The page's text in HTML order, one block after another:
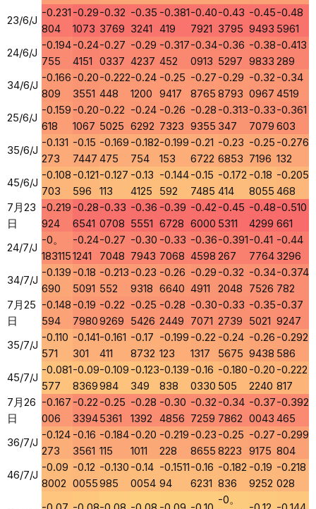
23/6/J
-0.231
804
-0.29
1073
-0.32
3769
-0.35
3241
-0.381
419
-0.40
7921
-0.43
3795
-0.45
9493
-0.48
5961
24/6/J
-0.194
755
-0.24
4151
-0.27
0337
-0.29
4237
-0.317
452
-0.34
0913
-0.36
5297
-0.38
9833
-0.413
289
34/6/J
-0.166
809
-0.20
3551
-0.222
448
-0.24
1200
-0.25
9417
-0.27
8765
-0.29
8793
-0.32
0967
-0.34
4519
25/6/J
-0.159
618
-0.20
1067
-0.22
5025
-0.24
6292
-0.26
7323
-0.28
9355
-0.313
347
-0.33
7079
-0.361
603
35/6/J
-0.131
273
-0.15
7447
-0.169
475
-0.182
754
-0.199
153
-0.21
6722
-0.23
6853
-0.25
7196
-0.276
132
45/6/J
-0.108
703
-0.121
596
-0.127
113
-0.13
4125
-0.144
592
-0.15
7485
-0.172
414
-0.18
8055
-0.205
468
7月23
日
-0.219
924
-0.28
6541
-0.33
0708
-0.36
5551
-0.39
6728
-0.42
6000
-0.45
5311
-0.48
4299
-0.510
661
24/7/J
-0。
183115
-0.24
1241
-0.27
7048
-0.30
7943
-0.33
7068
-0.36
4598
-0.391
267
-0.41
7764
-0.44
3296
34/7/J
-0.139
690
-0.18
5091
-0.213
552
-0.23
9318
-0.26
6640
-0.29
4911
-0.32
2048
-0.34
7526
-0.374
782
7月25
日
-0.148
594
-0.19
7980
-0.22
9269
-0.25
5426
-0.28
2449
-0.30
7071
-0.33
2739
-0.35
5021
-0.37
9247
35/7/J
-0.110
571
-0.141
301
-0.161
411
-0.17
8732
-0.199
123
-0.22
1317
-0.24
5675
-0.26
9438
-0.292
586
45/7/J
-0.081
577
-0.09
8369
-0.109
984
-0.123
349
-0.139
838
-0.16
0330
-0.180
505
-0.20
2240
-0.222
817
7月26
日
-0.167
006
-0.22
3394
-0.25
5361
-0.28
1392
-0.30
4856
-0.32
7259
-0.34
7862
-0.37
0043
-0.392
465
36/7/J
-0.124
273
-0.16
3561
-0.184
115
-0.20
1011
-0.219
228
-0.23
8655
-0.25
8223
-0.27
9175
-0.299
804
46/7/J
-0.09
8002
-0.12
0055
-0.130
985
-0.14
0054
-0.1511
94
-0.16
6231
-0.182
836
-0.19
9252
-0.218
028
-0。